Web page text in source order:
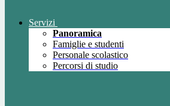
Servizi
Panoramica
Famiglie e studenti
Personale scolastico
Percorsi di studio